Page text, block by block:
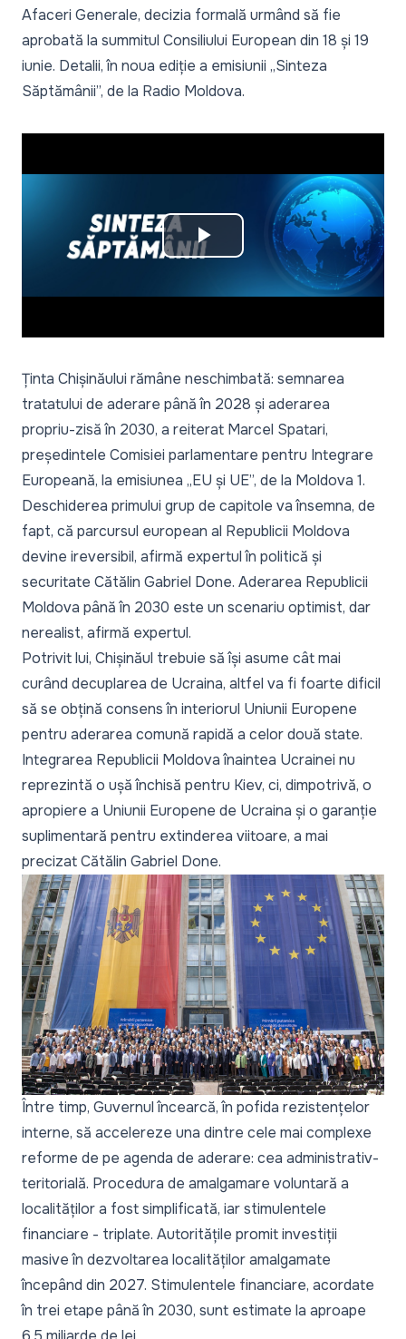
Afaceri Generale, decizia formală urmând să fie
aprobată la summitul Consiliului European din 18 și 19
iunie. Detalii, în noua ediție a emisiunii „Sinteza
Săptămânii”, de la Radio Moldova.
Play
Video
Ținta Chișinăului rămâne neschimbată: semnarea
tratatului de aderare până în 2028 și aderarea
propriu-zisă în 2030, a reiterat Marcel Spatari,
președintele Comisiei parlamentare pentru Integrare
Europeană, la emisiunea „EU și UE”, de la Moldova 1.
Deschiderea primului grup de capitole va însemna, de
fapt, că parcursul european al Republicii Moldova
devine ireversibil, afirmă expertul în politică și
securitate Cătălin Gabriel Done. Aderarea Republicii
Moldova până în 2030 este un scenariu optimist, dar
nerealist, afirmă expertul.
Potrivit lui, Chișinăul trebuie să își asume cât mai
curând decuplarea de Ucraina, altfel va fi foarte dificil
să se obțină consens în interiorul Uniunii Europene
pentru aderarea comună rapidă a celor două state.
Integrarea Republicii Moldova înaintea Ucrainei nu
reprezintă o ușă închisă pentru Kiev, ci, dimpotrivă, o
apropiere a Uniunii Europene de Ucraina și o garanție
suplimentară pentru extinderea viitoare, a mai
precizat Cătălin Gabriel Done.
Între timp, Guvernul încearcă, în pofida rezistențelor
interne, să accelereze una dintre cele mai complexe
reforme de pe agenda de aderare: cea administrativ-
teritorială. Procedura de amalgamare voluntară a
localităților a fost simplificată, iar stimulentele
financiare - triplate. Autoritățile promit investiții
masive în dezvoltarea localităților amalgamate
începând din 2027. Stimulentele financiare, acordate
în trei etape până în 2030, sunt estimate la aproape